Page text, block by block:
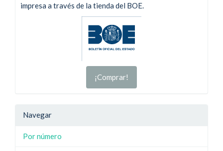
impresa a través de la tienda del BOE.
¡Comprar!
Navegar
Por número